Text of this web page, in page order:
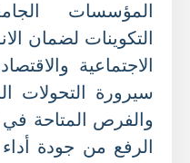
المؤسسات
التكوينات لضمان
الاجتماعية
سيرورة التحولات
والفرص المتاحة
الرفع من جودة